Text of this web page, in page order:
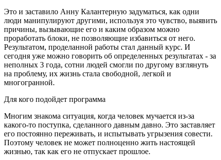
Это и заставило Анну Калантерную задуматься, как одни
люди манипулируют другими, используя это чувство, выявить
причины, вызывающие его и каким образом можно
проработать блоки, не позволяющие избавиться от него.
Результатом, проделанной работы стал данный курс. И
сегодня уже можно говорить об определенных результатах - за
неполных 3 года, сотни людей смогли по другому взглянуть
на проблему, их жизнь стала свободной, легкой и
многогранной.
Для кого подойдет программа
Многим знакома ситуация, когда человек мучается из-за
какого-то поступка, сделанного давным давно. Это заставляет
его постоянно переживать, и испытывать угрызения совести.
Поэтому человек не может полноценно жить настоящей
жизнью, так как его не отпускает прошлое.